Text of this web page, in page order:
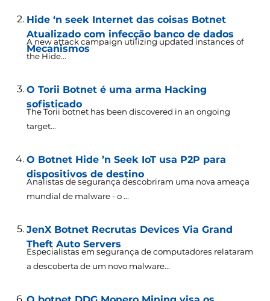
Hide ‘n seek Internet das coisas Botnet
Atualizado com infecção banco de dados
Mecanismos
A new attack campaign utilizing updated instances of
the Hide...
O Torii Botnet é uma arma Hacking
sofisticado
The Torii botnet has been discovered in an ongoing
target...
O Botnet Hide ’n Seek IoT usa P2P para
dispositivos de destino
Analistas de segurança descobriram uma nova ameaça
mundial de malware - o ...
JenX Botnet Recrutas Devices Via Grand
Theft Auto Servers
Especialistas em segurança de computadores relataram
a descoberta de um novo malware...